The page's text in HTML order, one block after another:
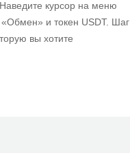
курсор на меню
и токен USDT. Шаг
вы хотите